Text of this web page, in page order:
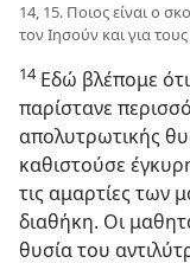
14, 15. Ποιος είναι ο
τον Ιησούν και για
14Εδώ βλέπομε
παρίστανε
απολυτρωτικής
καθιστούσε
τις αμαρτίες των
διαθήκη. Οι
θυσία του